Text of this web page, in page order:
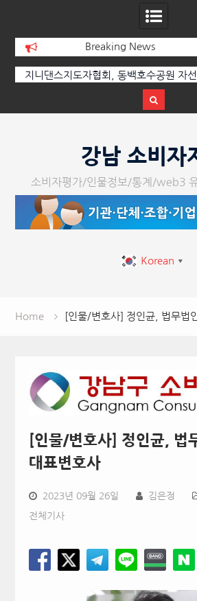
Breaking News
지니댄스지도자협회, 동백호수공원 자선
강남 소비자
소비자평가/인물정보/통계/web3
Korean ▼
Home [인물/변호사] 정인균, 법무법
[인물/변호사] 정인균, 법
대표변호사
2023년 09월 26일 김은정
전체기사